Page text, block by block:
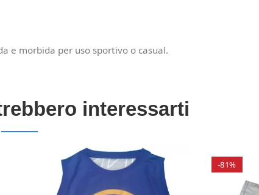
e morbida per uso sportivo o casual.
interessarti
-81%